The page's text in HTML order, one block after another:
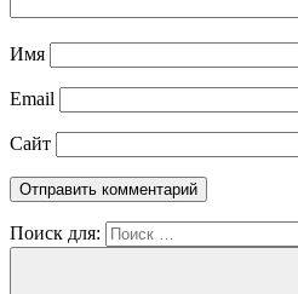
Имя
Email
Сайт
Поиск для: